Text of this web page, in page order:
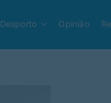
Desporto Opinião